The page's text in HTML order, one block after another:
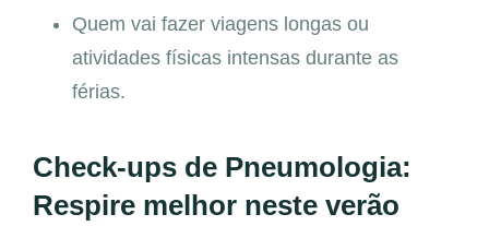
Quem vai fazer viagens longas ou
atividades físicas intensas durante as
férias.
Check-ups de Pneumologia:
Respire melhor neste verão